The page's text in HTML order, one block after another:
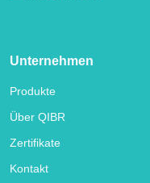
Unternehmen
Produkte
Über QIBR
Zertifikate
Kontakt